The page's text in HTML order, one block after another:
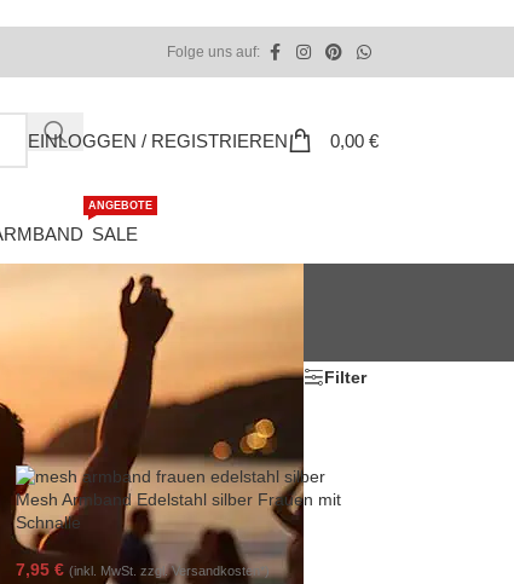
Folge uns auf:
EINLOGGEN / REGISTRIEREN 0,00 €
SALE
ANGEBOTE
Zeige Alle Filter
Mesh Armband Edelstahl silber Frauen mit
Schnalle
7,95 € (inkl. MwSt. zzgl. Versandkosten*)